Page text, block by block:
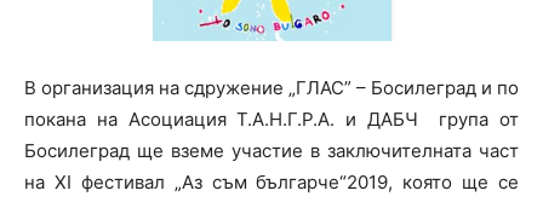
В организация на сдружение „ГЛАС” – Босилеград и по
покана на Асоциация Т.А.Н.Г.Р.А. и ДАБЧ група от
Босилеград ще вземе участие в заключителната част
на XI фестивал „Аз съм българче“2019, която ще се